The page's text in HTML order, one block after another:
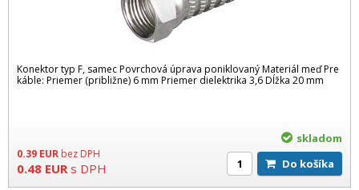
Konektor typ F, samec Povrchová úprava poniklovaný Materiál meď Pre
káble: Priemer (približne) 6 mm Priemer dielektrika 3,6 Dĺžka 20 mm
0.39 EUR bez DPH
0.48 EUR s DPH
skladom
Do košíka